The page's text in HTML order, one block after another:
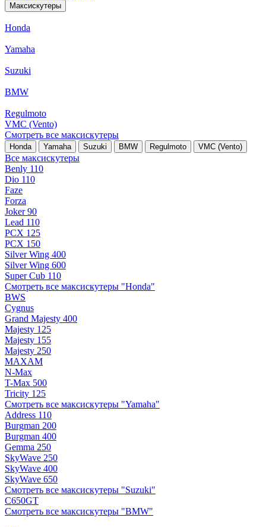
Максискутеры
Honda
Yamaha
Suzuki
BMW
Regulmoto
VMC (Vento)
Смотреть все максискутеры
Honda Yamaha Suzuki BMW Regulmoto VMC (Vento)
Все максискутеры
Benly 110
Dio 110
Faze
Forza
Joker 90
Lead 110
PCX 125
PCX 150
Silver Wing 400
Silver Wing 600
Super Cub 110
Смотреть все максискутеры "Honda"
BWS
Cygnus
Grand Majesty 400
Majesty 125
Majesty 155
Majesty 250
MAXAM
N-Max
T-Max 500
Tricity 125
Смотреть все максискутеры "Yamaha"
Address 110
Burgman 200
Burgman 400
Gemma 250
SkyWave 250
SkyWave 400
SkyWave 650
Смотреть все максискутеры "Suzuki"
C650GT
Смотреть все максискутеры "BMW"